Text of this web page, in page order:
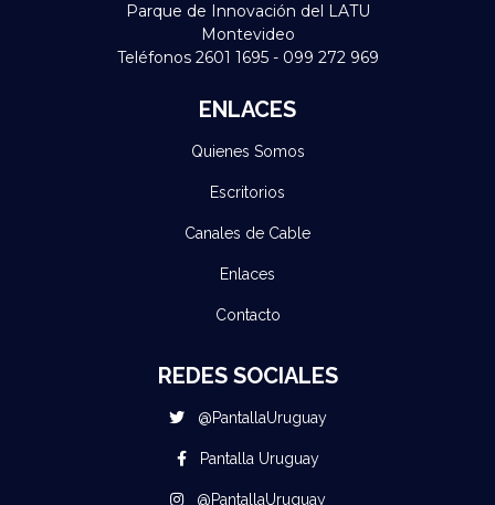
Parque de Innovación del LATU
Montevideo
Teléfonos 2601 1695 - 099 272 969
ENLACES
Quienes Somos
Escritorios
Canales de Cable
Enlaces
Contacto
REDES SOCIALES
@PantallaUruguay
Pantalla Uruguay
@PantallaUruguay